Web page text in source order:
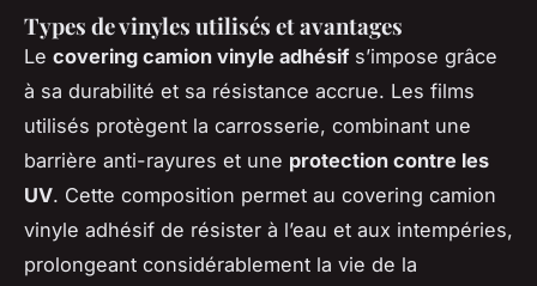
Types de vinyles utilisés et avantages
Le covering camion vinyle adhésifs’impose grâce
à sa durabilité et sa résistance accrue. Les films
utilisés protègent la carrosserie, combinant une
barrière anti-rayures et une protection contre les
UV. Cette composition permet au covering camion
vinyle adhésif de résister à l’eau et aux intempéries,
prolongeant considérablement la vie de la